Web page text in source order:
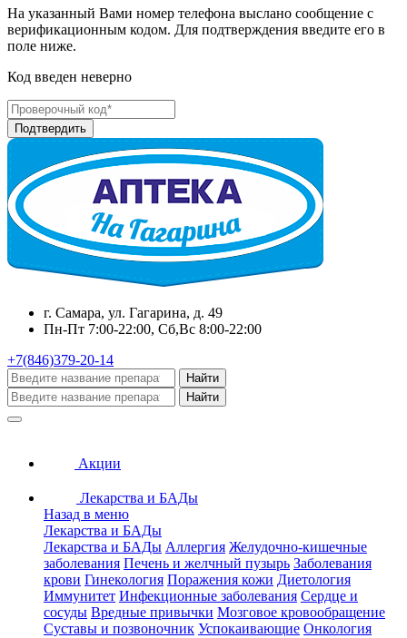
На указанный Вами номер телефона выслано сообщение с
верификационным кодом. Для подтверждения введите его в
поле ниже.
Код введен неверно
г. Самара, ул. Гагарина, д. 49
Пн-Пт 7:00-22:00, Сб,Вс 8:00-22:00
+7(846)379-20-14
Найти
Найти
Акции
Лекарства и БАДы
Назад в меню
Лекарства и БАДы
Лекарства и БАДы Аллергия Желудочно-кишечные
заболевания Печень и желчный пузырь Заболевания
крови Гинекология Поражения кожи Диетология
Иммунитет Инфекционные заболевания Сердце и
сосуды Вредные привычки Мозговое кровообращение
Суставы и позвоночник Успокаивающие Онкология